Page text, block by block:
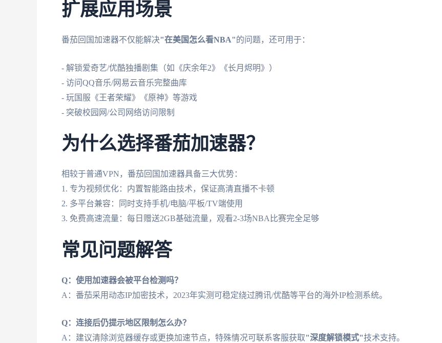
扩展应用场景
番茄回国加速器不仅能解决"在美国怎么看NBA"的问题，还可用于：
- 解锁爱奇艺/优酷独播剧集（如《庆余年2》《长月烬明》）
- 访问QQ音乐/网易云音乐完整曲库
- 玩国服《王者荣耀》《原神》等游戏
- 突破校园网/公司网络访问限制
为什么选择番茄加速器？
相较于普通VPN，番茄回国加速器具备三大优势：
1. 专为视频优化：内置智能路由技术，保证高清直播不卡顿
2. 多平台兼容：同时支持手机/电脑/平板/TV端使用
3. 免费高速流量：每日赠送2GB基础流量，观看2-3场NBA比赛完全足够
常见问题解答
Q：使用加速器会被平台检测吗？
A：番茄采用动态IP加密技术，2023年实测可稳定绕过腾讯/优酷等平台的海外IP检测系统。
Q：连接后仍提示地区限制怎么办？
A：建议清除浏览器缓存或更换加速节点，特殊情况可联系客服获取"深度解锁模式"技术支持。